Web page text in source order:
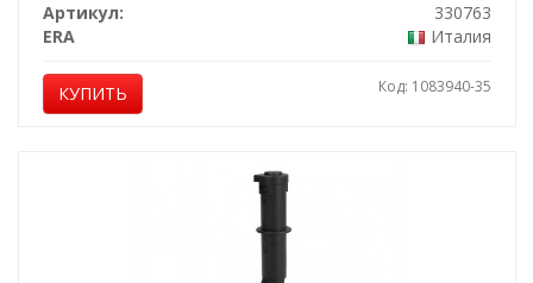
Артикул:
330763
ERA
Италия
КУПИТЬ Код: 1083940-35